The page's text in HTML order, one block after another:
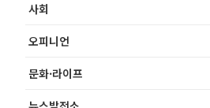
사회
오피니언
문화·라이프